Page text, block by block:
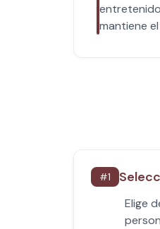
mantiene
#1
Elige